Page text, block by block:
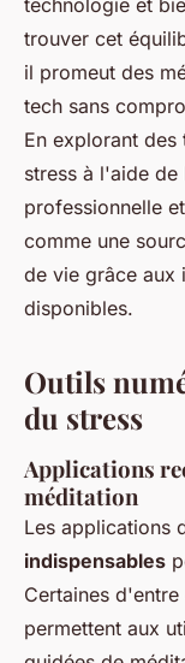
trouver cet
il promeut des
tech sans
En explorant
stress à l'aide
professionnelle
comme une
de vie grâce aux
disponibles.
Outils
du stress
Applications
méditation
Les applications
indispensables
Certaines
permettent aux